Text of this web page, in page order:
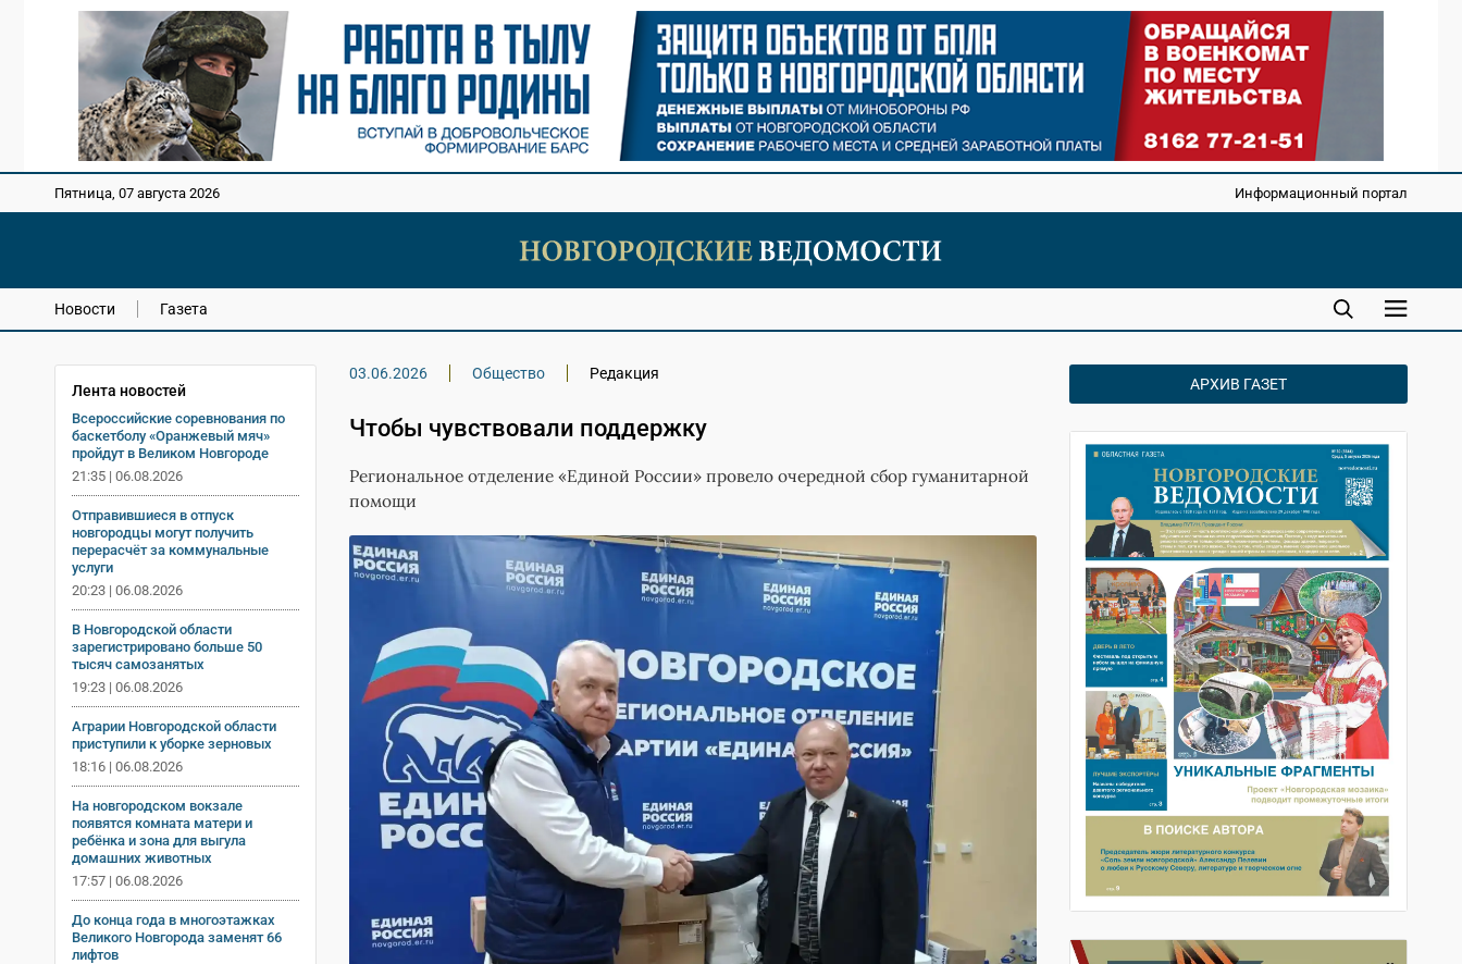
Пятница, 07 августа 2026 Информационный портал
Новости Газета
Лента новостей
Всероссийские соревнования по
баскетболу «Оранжевый мяч»
пройдут в Великом Новгороде
21:35 | 06.08.2026
Отправившиеся в отпуск
новгородцы могут получить
перерасчёт за коммунальные
услуги
20:23 | 06.08.2026
В Новгородской области
зарегистрировано больше 50
тысяч самозанятых
19:23 | 06.08.2026
Аграрии Новгородской области
приступили к уборке зерновых
18:16 | 06.08.2026
На новгородском вокзале
появятся комната матери и
ребёнка и зона для выгула
домашних животных
17:57 | 06.08.2026
До конца года в многоэтажках
Великого Новгорода заменят 66
лифтов
03.06.2026 Общество Редакция
Чтобы чувствовали поддержку
Региональное отделение «Единой России» провело очередной сбор гуманитарной
помощи
АРХИВ ГАЗЕТ